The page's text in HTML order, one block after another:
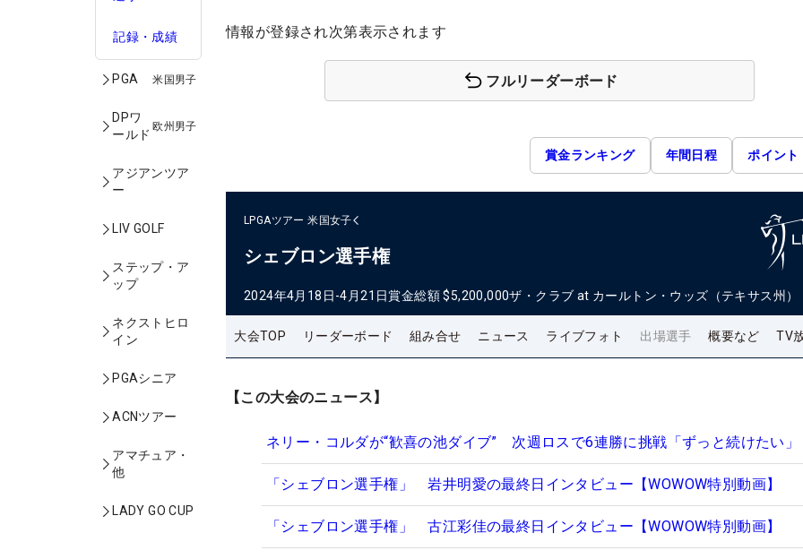
記録・成績
PGA 米国男子
DPワ
ールド
欧州男子
アジアンツア
ー
LIV GOLF
ステップ・ア
ップ
ネクストヒロ
イン
PGAシニア
ACNツアー
アマチュア・
他
LADY GO CUP
情報が登録され次第表示されます
フルリーダーボード
賞金ランキング 年間日程 ポイント
LPGAツアー 米国女子
シェブロン選手権
2024年4月18日-4月21日賞金総額 $5,200,000ザ・クラブ at カールトン・ウッズ（テキサス州）
大会TOP リーダーボード 組み合せ ニュース ライブフォト 出場選手 概要など TV
【この大会のニュース】
ネリー・コルダが“歓喜の池ダイブ” 次週ロスで6連勝に挑戦「ずっと続けたい」
「シェブロン選手権」 岩井明愛の最終日インタビュー【WOWOW特別動画】
「シェブロン選手権」 古江彩佳の最終日インタビュー【WOWOW特別動画】